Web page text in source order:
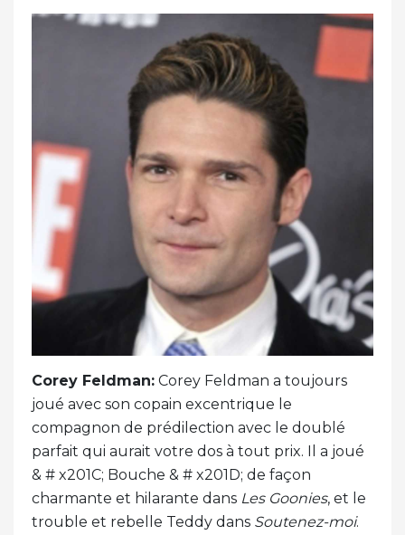
Corey Feldman: Corey Feldman a toujours
joué avec son copain excentrique le
compagnon de prédilection avec le doublé
parfait qui aurait votre dos à tout prix. Il a joué
& # x201C; Bouche & # x201D; de façon
charmante et hilarante dans Les Goonies, et le
trouble et rebelle Teddy dans Soutenez-moi.